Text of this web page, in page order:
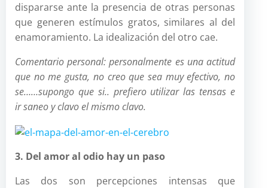
dispararse ante la presencia de otras personas
que generen estímulos gratos, similares al del
enamoramiento. La idealización del otro cae.
Comentario personal: personalmente es una actitud
que no me gusta, no creo que sea muy efectivo, no
se……supongo que si.. prefiero utilizar las tensas e
ir saneo y clavo el mismo clavo.
3. Del amor al odio hay un paso
Las dos son percepciones intensas que